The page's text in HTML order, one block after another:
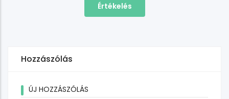
Értékelés
Hozzászólás
ÚJ HOZZÁSZÓLÁS